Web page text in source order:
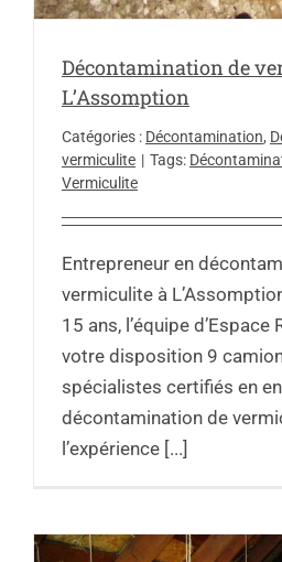
Décontamination de
L’Assomption
Catégories : Décontamination,
vermiculite | Tags:
Vermiculite
Entrepreneur en
vermiculite à
15 ans, l’équipe d’Espace
votre disposition 9
spécialistes certifiés en
décontamination de
l’expérience [...]